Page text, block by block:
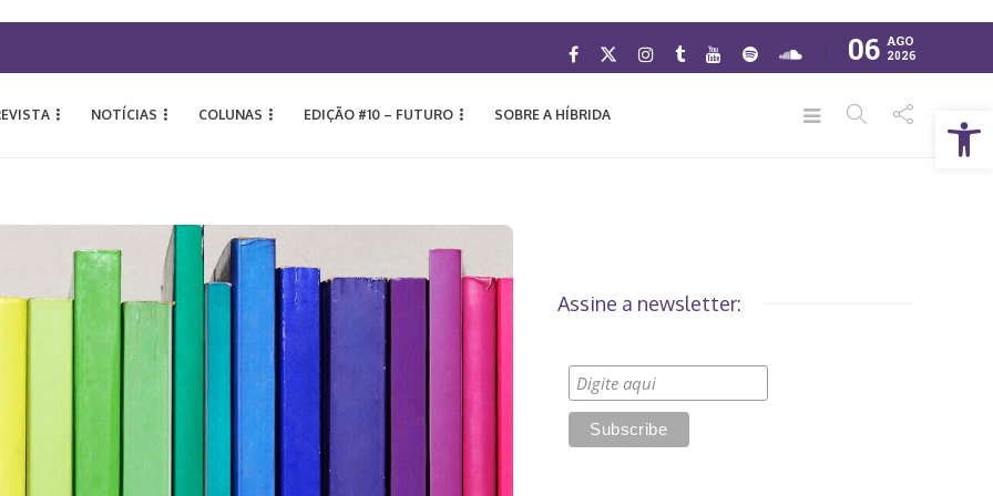
Abrir a barra de ferramentas
06 AGO
2026
NOTÍCIAS COLUNAS EDIÇÃO #10 – FUTURO SOBRE A HÍBRIDA
Assine a newsletter: